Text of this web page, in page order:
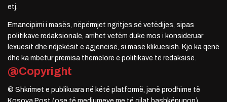
etj.
Emancipimi i masës, nëpërmjet ngritjes së vetëdijes, sipas
politikave redaksionale, arrihet vetëm duke mos i konsideruar
lexuesit dhe ndjekësit e agjencisë, si masë klikuesish. Kjo ka qenë
dhe ka mbetur premisa themelore e politikave të redaksisë.
@Copyright
© Shkrimet e publikuara në këtë platformë, janë prodhime të